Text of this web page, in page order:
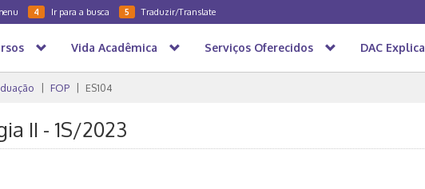
4 Ir para a busca 5 Traduzir/Translate
Vida Acadêmica Serviços Oferecidos DAC Explica
FOP ES104
II - 1S/2023